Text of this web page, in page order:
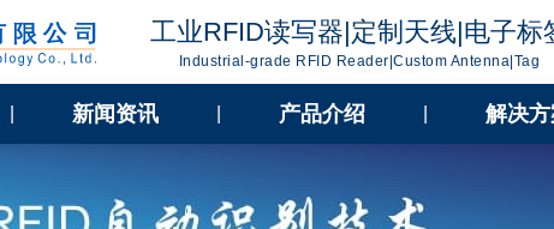
工业RFID读写器|定制天线|电子标
Industrial-grade RFID Reader|Custom Antenna|Tag
新闻资讯 产品介绍 解决